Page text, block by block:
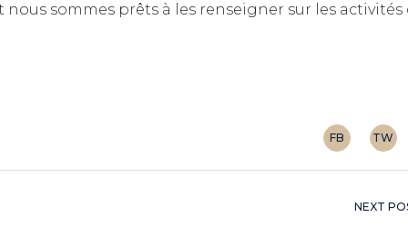
sommes prêts à les renseigner sur les activités
FB TW
NEXT